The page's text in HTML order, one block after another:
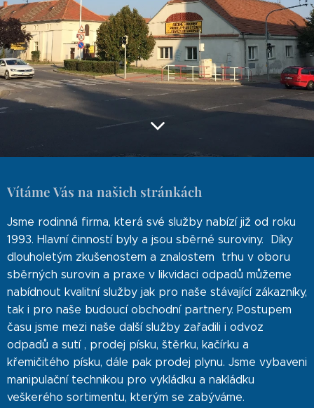
Vítáme Vás na našich stránkách
Jsme rodinná firma, která své služby nabízí již od roku
1993. Hlavní činností byly a jsou sběrné suroviny. Díky
dlouholetým zkušenostem a znalostem trhu v oboru
sběrných surovin a praxe v likvidaci odpadů můžeme
nabídnout kvalitní služby jak pro naše stávající zákazníky,
tak i pro naše budoucí obchodní partnery. Postupem
času jsme mezi naše další služby zařadili i odvoz
odpadů a sutí , prodej písku, štěrku, kačírku a
křemičitého písku, dále pak prodej plynu. Jsme vybaveni
manipulační technikou pro vykládku a nakládku
veškerého sortimentu, kterým se zabýváme.